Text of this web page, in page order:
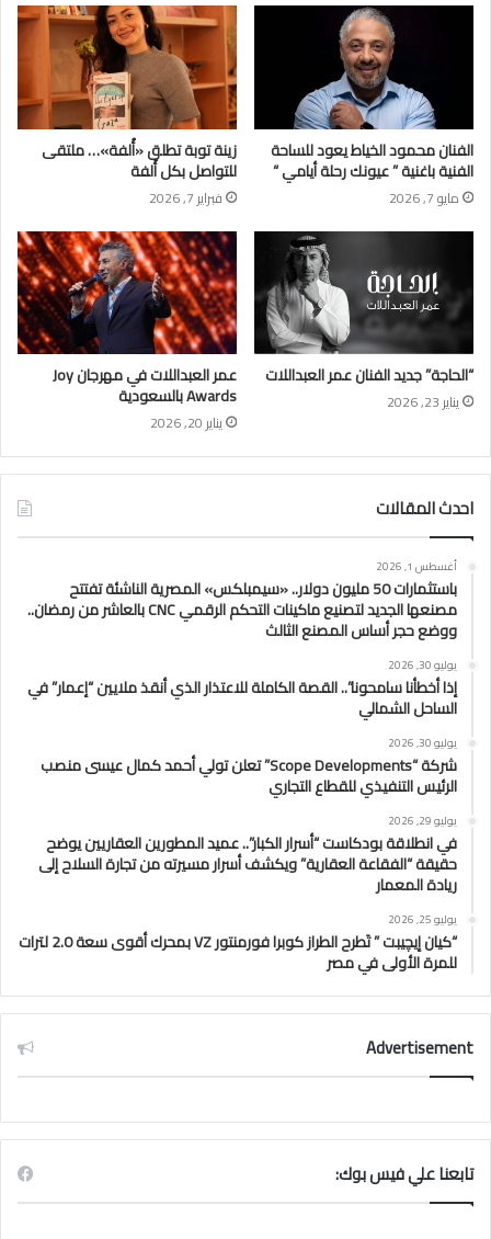
الفنان محمود الخياط يعود للساحة
الفنية باغنية ” عيونك رحلة أيامي “
مايو 7, 2026
زينة توبة تطلق «أُلفة»… ملتقى
للتواصل بكل أُلفة
فبراير 7, 2026
“الحاجة” جديد الفنان عمر العبداللات
يناير 23, 2026
عمر العبداللات في مهرجان Joy
Awards بالسعودية
يناير 20, 2026
احدث المقالات
أغسطس 1, 2026
باستثمارات 50 مليون دولار.. «سيمبلكس» المصرية الناشئة تفتتح
مصنعها الجديد لتصنيع ماكينات التحكم الرقمي CNC بالعاشر من رمضان..
ووضع حجر أساس المصنع الثالث
يوليو 30, 2026
إذا أخطأنا سامحونا”.. القصة الكاملة للاعتذار الذي أنقذ ملايين “إعمار” في
الساحل الشمالي
يوليو 30, 2026
شركة “Scope Developments” تعلن تولي أحمد كمال عيسى منصب
الرئيس التنفيذي للقطاع التجاري
يوليو 29, 2026
في انطلاقة بودكاست “أسرار الكبار”.. عميد المطورين العقاريين يوضح
حقيقة “الفقاعة العقارية” ويكشف أسرار مسيرته من تجارة السلاح إلى
ريادة المعمار
يوليو 25, 2026
“كيان إيچيبت ” تَطرح الطراز كوبرا فورمنتور VZ بمحرك أقوى سعة 2.0 لترات
للمرة الأولى في مصر
Advertisement
تابعنا علي فيس بوك: